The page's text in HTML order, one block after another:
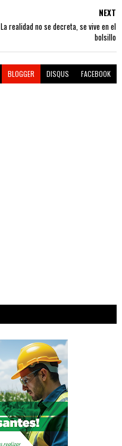
NEXT
La realidad no se decreta, se vive en el
bolsillo
BLOGGER DISQUS FACEBOOK